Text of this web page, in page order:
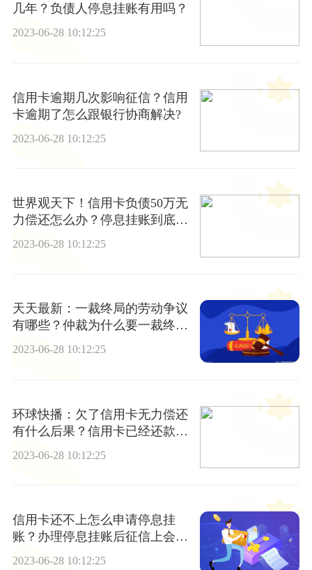
几年？负债人停息挂账有用吗？
2023-06-28 10:12:25
信用卡逾期几次影响征信？信用
卡逾期了怎么跟银行协商解决?
2023-06-28 10:12:25
世界观天下！信用卡负债50万无
力偿还怎么办？停息挂账到底是
什么?
2023-06-28 10:12:25
天天最新：一裁终局的劳动争议
有哪些？仲裁为什么要一裁终
局？
2023-06-28 10:12:25
环球快播：欠了信用卡无力偿还
有什么后果？信用卡已经还款了
2023-06-28 10:12:25
信用卡还不上怎么申请停息挂
账？办理停息挂账后征信上会显
示逾期还是呆账?-环球速递
2023-06-28 10:12:25